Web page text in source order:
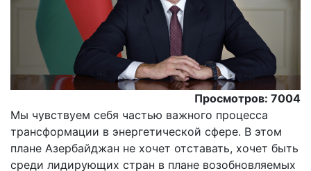
Просмотров: 7004
Мы чувствуем себя частью важного процесса
трансформации в энергетической сфере. В этом
плане Азербайджан не хочет отставать, хочет быть
среди лидирующих стран в плане возобновляемых